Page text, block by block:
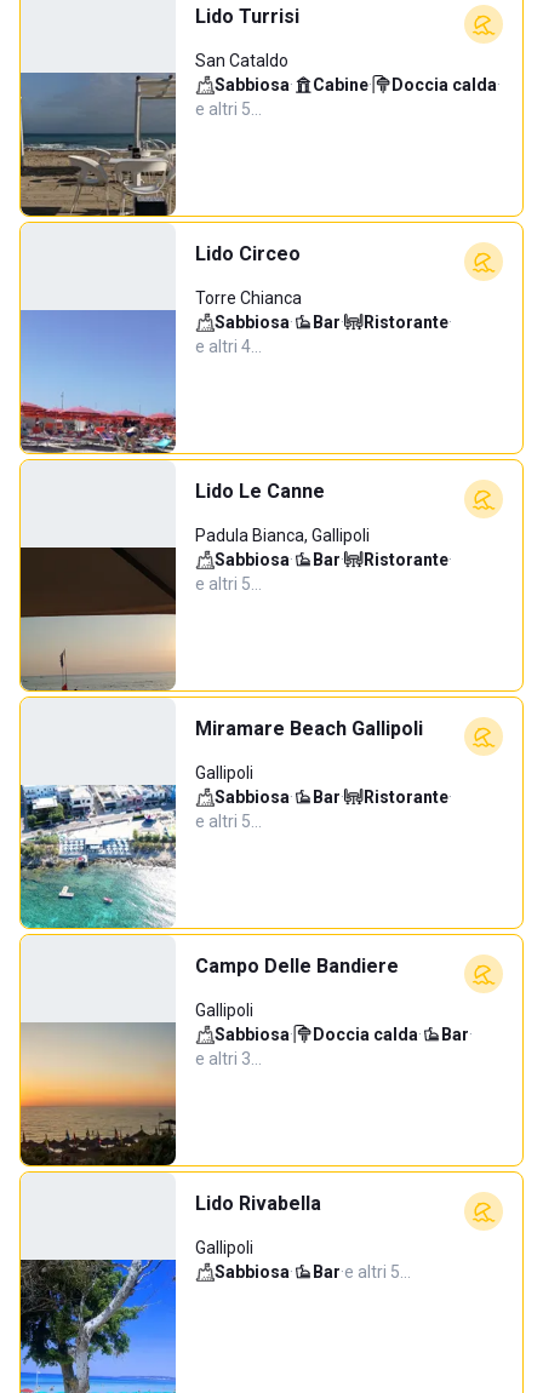
Lido Turrisi
San Cataldo
Sabbiosa· Cabine· Doccia calda·
e altri 5…
Lido Circeo
Torre Chianca
Sabbiosa· Bar· Ristorante·
e altri 4…
Lido Le Canne
Padula Bianca, Gallipoli
Sabbiosa· Bar· Ristorante·
e altri 5…
Miramare Beach Gallipoli
Gallipoli
Sabbiosa· Bar· Ristorante·
e altri 5…
Campo Delle Bandiere
Gallipoli
Sabbiosa· Doccia calda· Bar·
e altri 3…
Lido Rivabella
Gallipoli
Sabbiosa· Bar·e altri 5…